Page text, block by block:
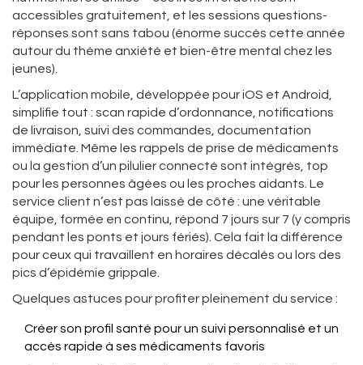
accessibles gratuitement, et les sessions questions-
réponses sont sans tabou (énorme succès cette année
autour du thème anxiété et bien-être mental chez les
jeunes).
L’application mobile, développée pour iOS et Android,
simplifie tout : scan rapide d’ordonnance, notifications
de livraison, suivi des commandes, documentation
immédiate. Même les rappels de prise de médicaments
ou la gestion d’un pilulier connecté sont intégrés, top
pour les personnes âgées ou les proches aidants. Le
service client n’est pas laissé de côté : une véritable
équipe, formée en continu, répond 7 jours sur 7 (y compris
pendant les ponts et jours fériés). Cela fait la différence
pour ceux qui travaillent en horaires décalés ou lors des
pics d’épidémie grippale.
Quelques astuces pour profiter pleinement du service :
Créer son profil santé pour un suivi personnalisé et un
accès rapide à ses médicaments favoris